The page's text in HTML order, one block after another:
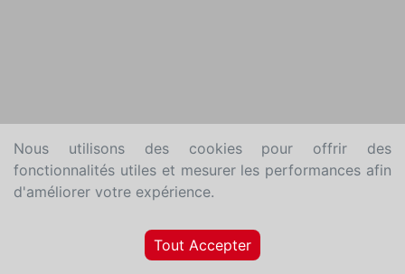
Nous utilisons des cookies pour offrir des
fonctionnalités utiles et mesurer les performances afin
d'améliorer votre expérience.
Tout Accepter